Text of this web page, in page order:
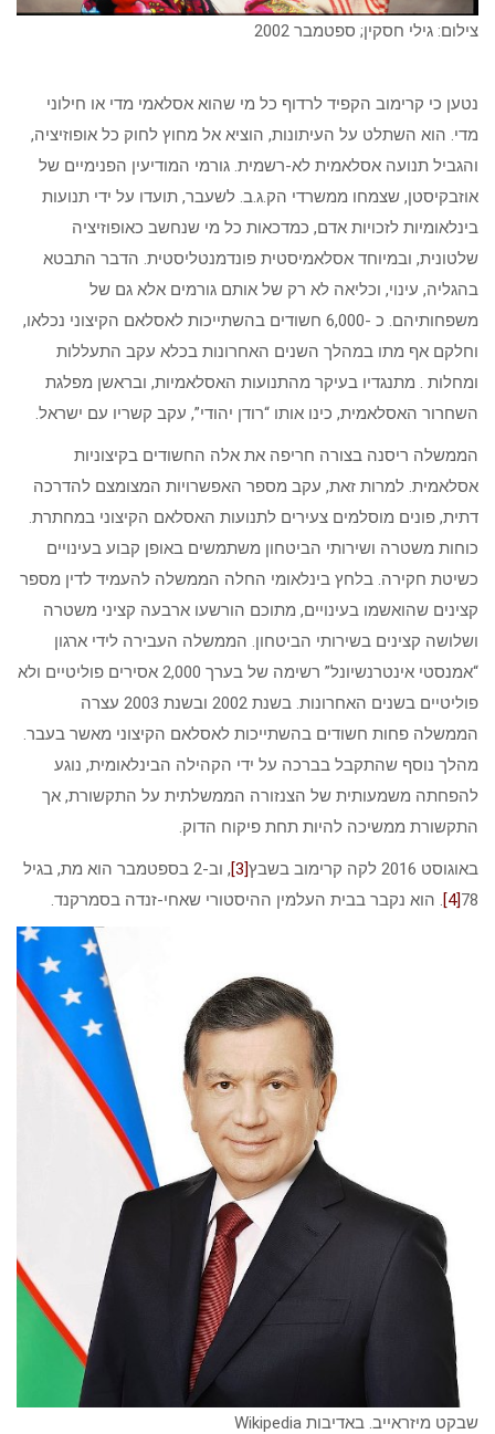
צילום: גילי חסקין; ספטמבר 2002
נטען כי קרימוב הקפיד לרדוף כל מי שהוא אסלאמי מדי או חילוני
מדי. הוא השתלט על העיתונות, הוציא אל מחוץ לחוק כל אופוזיציה,
והגביל תנועה אסלאמית לא-רשמית. גורמי המודיעין הפנימיים של
אוזבקיסטן, שצמחו ממשרדי הק.ג.ב. לשעבר, תועדו על ידי תנועות
בינלאומיות לזכויות אדם, כמדכאות כל מי שנחשב כאופוזיציה
שלטונית, ובמיוחד אסלאמיסטית פונדמנטליסטית. הדבר התבטא
בהגליה, עינוי, וכליאה לא רק של אותם גורמים אלא גם של
משפחותיהם. כ -6,000 חשודים בהשתייכות לאסלאם הקיצוני נכלאו,
וחלקם אף מתו במהלך השנים האחרונות בכלא עקב התעללות
ומחלות . מתנגדיו בעיקר מהתנועות האסלאמיות, ובראשן מפלגת
השחרור האסלאמית, כינו אותו “רודן יהודי”, עקב קשריו עם ישראל.
הממשלה ריסנה בצורה חריפה את אלה החשודים בקיצוניות
אסלאמית. למרות זאת, עקב מספר האפשרויות המצומצם להדרכה
דתית, פונים מוסלמים צעירים לתנועות האסלאם הקיצוני במחתרת.
כוחות משטרה ושירותי הביטחון משתמשים באופן קבוע בעינויים
כשיטת חקירה. בלחץ בינלאומי החלה הממשלה להעמיד לדין מספר
קצינים שהואשמו בעינויים, מתוכם הורשעו ארבעה קציני משטרה
ושלושה קצינים בשירותי הביטחון. הממשלה העבירה לידי ארגון
“אמנסטי אינטרנשיונל” רשימה של בערך 2,000 אסירים פוליטיים ולא
פוליטיים בשנים האחרונות. בשנת 2002 ובשנת 2003 עצרה
הממשלה פחות חשודים בהשתייכות לאסלאם הקיצוני מאשר בעבר.
מהלך נוסף שהתקבל בברכה על ידי הקהילה הבינלאומית, נוגע
להפחתה משמעותית של הצנזורה הממשלתית על התקשורת, אך
התקשורת ממשיכה להיות תחת פיקוח הדוק.
באוגוסט 2016 לקה קרימוב בשבץ [3]
, וב-2 בספטמבר הוא מת, בגיל
78
[4] . הוא נקבר בבית העלמין ההיסטורי שאחי-זנדה בסמרקנד.
שבקט מיזראייב. באדיבות Wikipedia